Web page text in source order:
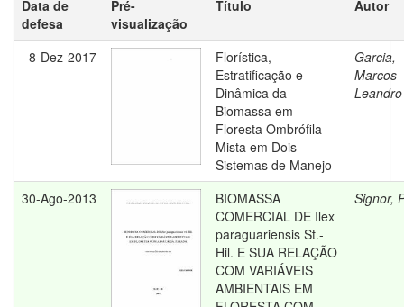
Data de
defesa
Pré-
visualização
Título Autor
8-Dez-2017
Florística,
Estratificação e
Dinâmica da
Biomassa em
Floresta Ombrófila
Mista em Dois
Sistemas de Manejo
Garcia,
Marcos
Leandro
30-Ago-2013
BIOMASSA
COMERCIAL DE Ilex
paraguariensis St.-
Hil. E SUA RELAÇÃO
COM VARIÁVEIS
AMBIENTAIS EM
Signor,